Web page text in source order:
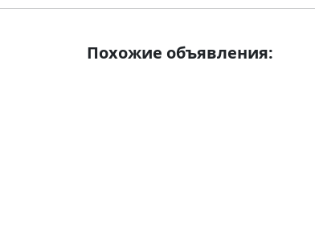
Похожие объявления: